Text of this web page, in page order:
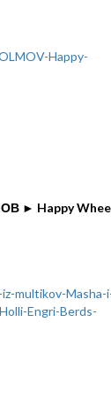
► Happy